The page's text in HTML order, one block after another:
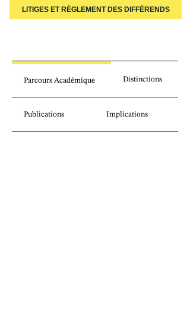
LITIGES ET RÈGLEMENT DES DIFFÉRENDS
Parcours Académique Distinctions
Publications Implications